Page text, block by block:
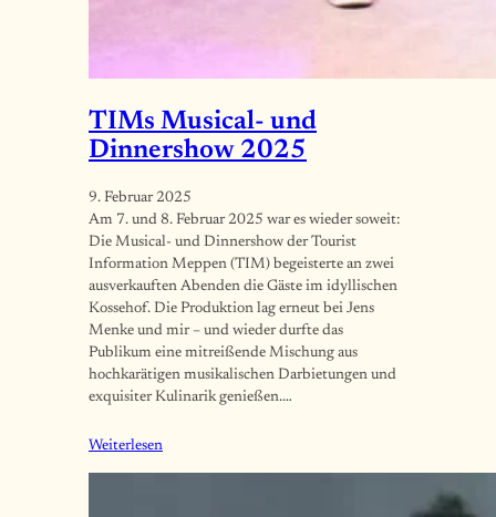
TIMs Musical- und
Dinnershow 2025
9. Februar 2025
Am 7. und 8. Februar 2025 war es wieder soweit:
Die Musical- und Dinnershow der Tourist
Information Meppen (TIM) begeisterte an zwei
ausverkauften Abenden die Gäste im idyllischen
Kossehof. Die Produktion lag erneut bei Jens
Menke und mir – und wieder durfte das
Publikum eine mitreißende Mischung aus
hochkarätigen musikalischen Darbietungen und
exquisiter Kulinarik genießen.…
Weiterlesen